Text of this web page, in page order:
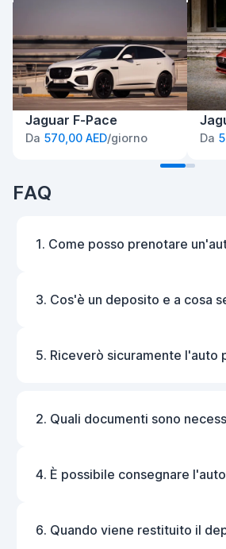
Jaguar F-Pace
Da 570,00 AED/giorno Da
FAQ
1. Come posso prenotare
3. Cos'è un deposito e a cosa
5. Riceverò sicuramente l'auto
2. Quali documenti sono
4. È possibile consegnare
6. Quando viene restituito il